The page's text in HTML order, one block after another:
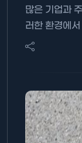
많은 기업과
러한 환경에